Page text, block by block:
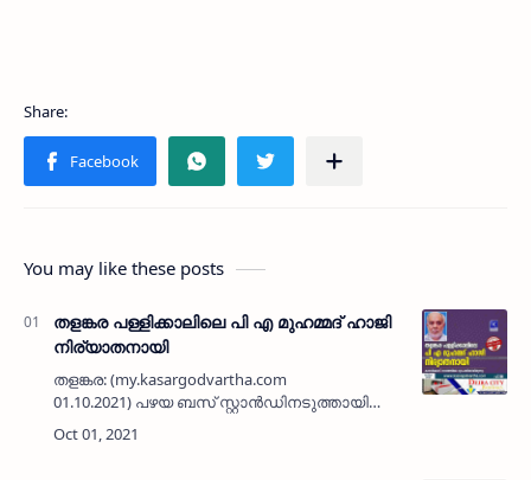
You may like these posts
തളങ്കര പള്ളിക്കാലിലെ പി എ മുഹമ്മദ് ഹാജി
നിര്യാതനായി
തളങ്കര: (my.kasargodvartha.com
01.10.2021) പഴയ ബസ് സ്റ്റാൻഡിനടുത്തായി
പ്രവർത്തിക്കുന്ന പി എ മുഹമ്മദ് ആൻഡ്
ബ്രദേർസ് ഉടമ തളങ്കര പള്ളിക്കാലിലെ പി എ